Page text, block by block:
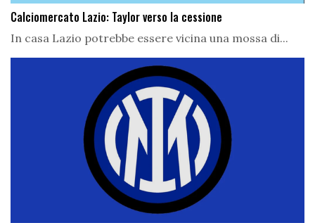
Calciomercato Lazio: Taylor verso la cessione
In casa Lazio potrebbe essere vicina una mossa di...